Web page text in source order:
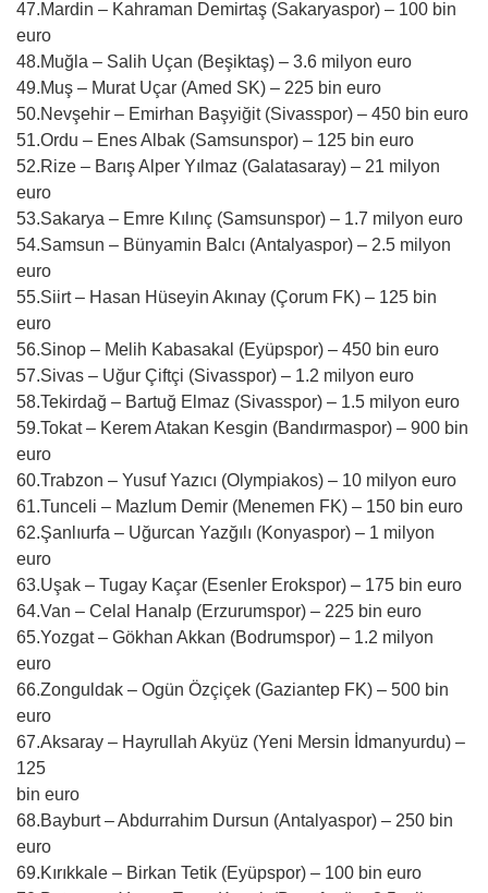
47.Mardin – Kahraman Demirtaş (Sakaryaspor) – 100 bin
euro
48.Muğla – Salih Uçan (Beşiktaş) – 3.6 milyon euro
49.Muş – Murat Uçar (Amed SK) – 225 bin euro
50.Nevşehir – Emirhan Başyiğit (Sivasspor) – 450 bin euro
51.Ordu – Enes Albak (Samsunspor) – 125 bin euro
52.Rize – Barış Alper Yılmaz (Galatasaray) – 21 milyon
euro
53.Sakarya – Emre Kılınç (Samsunspor) – 1.7 milyon euro
54.Samsun – Bünyamin Balcı (Antalyaspor) – 2.5 milyon
euro
55.Siirt – Hasan Hüseyin Akınay (Çorum FK) – 125 bin
euro
56.Sinop – Melih Kabasakal (Eyüpspor) – 450 bin euro
57.Sivas – Uğur Çiftçi (Sivasspor) – 1.2 milyon euro
58.Tekirdağ – Bartuğ Elmaz (Sivasspor) – 1.5 milyon euro
59.Tokat – Kerem Atakan Kesgin (Bandırmaspor) – 900 bin
euro
60.Trabzon – Yusuf Yazıcı (Olympiakos) – 10 milyon euro
61.Tunceli – Mazlum Demir (Menemen FK) – 150 bin euro
62.Şanlıurfa – Uğurcan Yazğılı (Konyaspor) – 1 milyon
euro
63.Uşak – Tugay Kaçar (Esenler Erokspor) – 175 bin euro
64.Van – Celal Hanalp (Erzurumspor) – 225 bin euro
65.Yozgat – Gökhan Akkan (Bodrumspor) – 1.2 milyon
euro
66.Zonguldak – Ogün Özçiçek (Gaziantep FK) – 500 bin
euro
67.Aksaray – Hayrullah Akyüz (Yeni Mersin İdmanyurdu) –
125
bin euro
68.Bayburt – Abdurrahim Dursun (Antalyaspor) – 250 bin
euro
69.Kırıkkale – Birkan Tetik (Eyüpspor) – 100 bin euro